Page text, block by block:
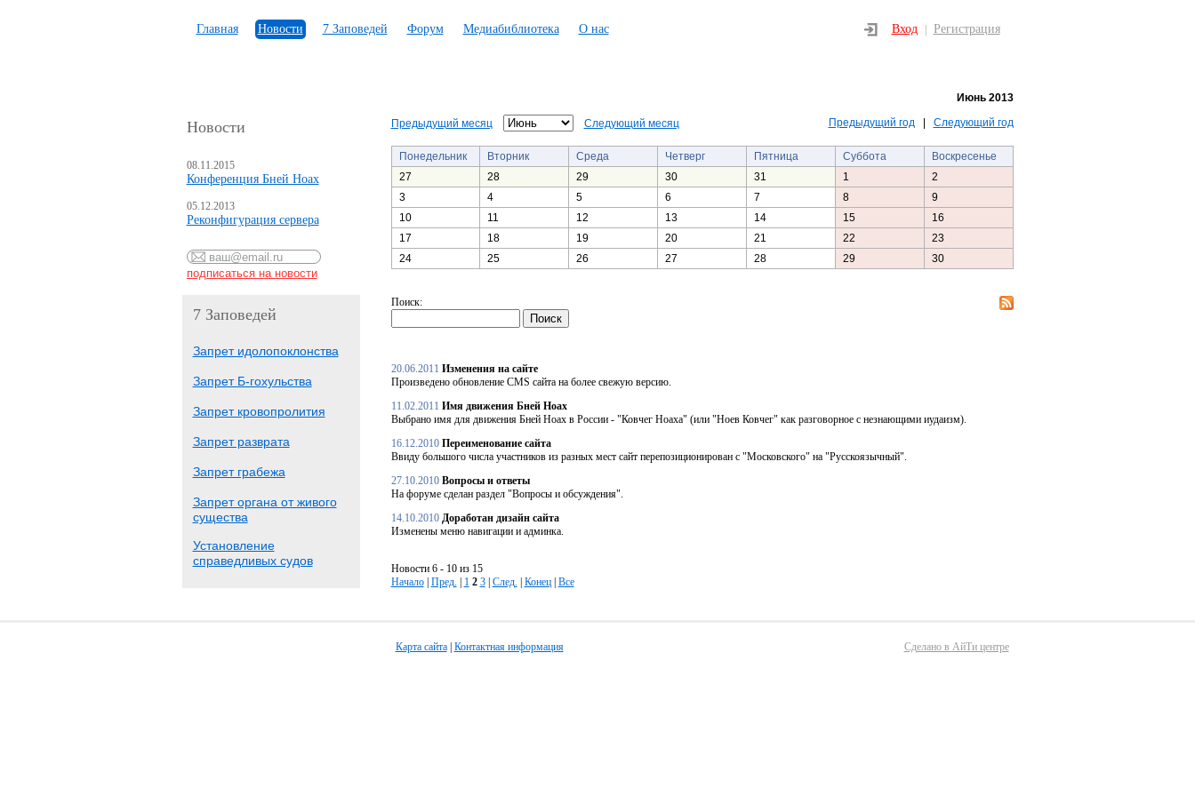
Главная Новости 7 Заповедей Форум Медиабиблиотека О нас Вход Регистрация
Новости
08.11.2015
Конференция Бней Ноах
05.12.2013
Реконфигурация сервера
7 Заповедей
Запрет идолопоклонства
Запрет Б-гохульства
Запрет кровопролития
Запрет разврата
Запрет грабежа
Запрет органа от живого
существа
Установление
справедливых судов
Июнь 2013
Предыдущий месяц Следующий месяц Предыдущий год| Следующий год
Понедельник Вторник Среда Четверг Пятница Суббота
Воскресенье
27
28 29 30 31 1
2
3
4 5 6 7 8
9
10
11 12 13 14 15
16
17
18 19 20 21 22
23
24
25 26 27 28 29 30
Поиск:
20.06.2011 Изменения на сайте
Произведено обновление CMS сайта на более свежую версию.
11.02.2011 Имя движения Бней Ноах
Выбрано имя для движения Бней Ноах в России - "Ковчег Ноаха" (или "Ноев Ковчег" как разговорное с незнающими иудаизм).
16.12.2010 Переименование сайта
Ввиду большого числа участников из разных мест сайт перепозиционирован с "Московского" на "Русскоязычный".
27.10.2010 Вопросы и ответы
На форуме сделан раздел "Вопросы и обсуждения".
14.10.2010 Доработан дизайн сайта
Изменены меню навигации и админка.
Новости 6 - 10 из 15
Начало| Пред. 1 2 3| След. Конец Все
Карта сайта| Контактная информация Сделано в АйТи центре